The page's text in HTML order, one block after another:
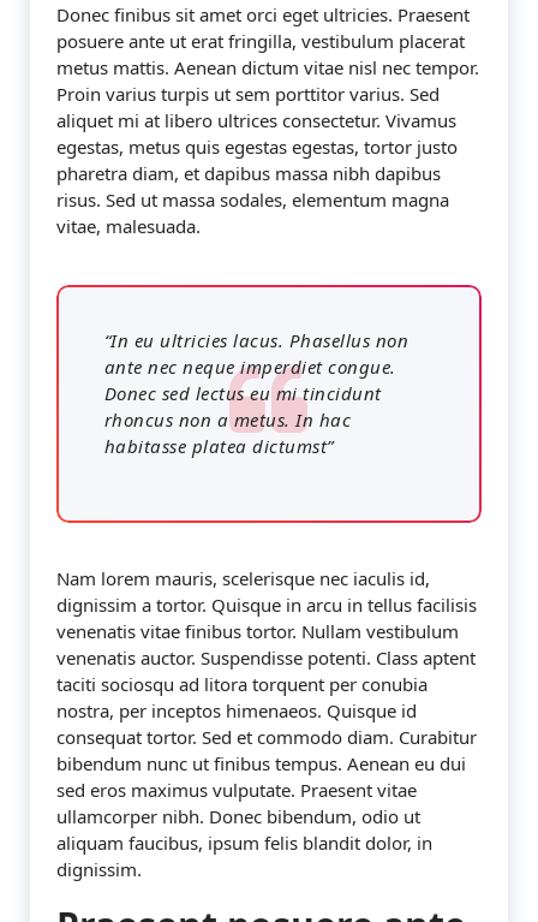
Donec finibus sit amet orci eget ultricies. Praesent
posuere ante ut erat fringilla, vestibulum placerat
metus mattis. Aenean dictum vitae nisl nec tempor.
Proin varius turpis ut sem porttitor varius. Sed
aliquet mi at libero ultrices consectetur. Vivamus
egestas, metus quis egestas egestas, tortor justo
pharetra diam, et dapibus massa nibh dapibus
risus. Sed ut massa sodales, elementum magna
vitae, malesuada.
“In eu ultricies lacus. Phasellus non
ante nec neque imperdiet congue.
Donec sed lectus eu mi tincidunt
rhoncus non a metus. In hac
habitasse platea dictumst”
Nam lorem mauris, scelerisque nec iaculis id,
dignissim a tortor. Quisque in arcu in tellus facilisis
venenatis vitae finibus tortor. Nullam vestibulum
venenatis auctor. Suspendisse potenti. Class aptent
taciti sociosqu ad litora torquent per conubia
nostra, per inceptos himenaeos. Quisque id
consequat tortor. Sed et commodo diam. Curabitur
bibendum nunc ut finibus tempus. Aenean eu dui
sed eros maximus vulputate. Praesent vitae
ullamcorper nibh. Donec bibendum, odio ut
aliquam faucibus, ipsum felis blandit dolor, in
dignissim.